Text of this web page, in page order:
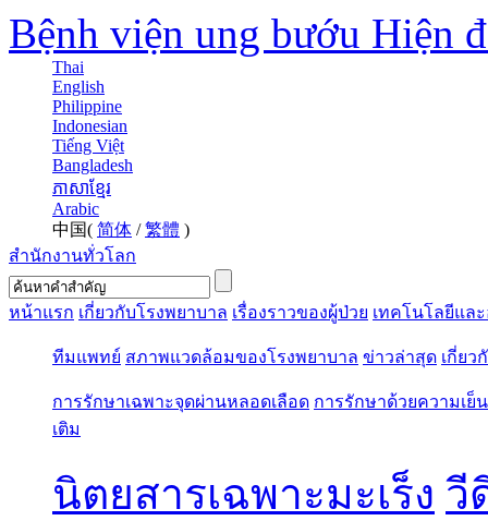
Bệnh viện ung bướu Hiện
Thai
English
Philippine
Indonesian
Tiếng Việt
Bangladesh
ភាសាខ្មែរ
Arabic
中国( 简体 /繁體 )
สำนักงานทั่วโลก
หน้าแรก เกี่ยวกับโรงพยาบาล เรื่องราวของผู้ป่วย เทคโนโลยีแล
ทีมแพทย์ สภาพแวดล้อมของโรงพยาบาล ข่าวล่าสุด เกี่ยว
การรักษาเฉพาะจุดผ่านหลอดเลือด การรักษาด้วยความเย็น
เติม
นิตยสารเฉพาะมะเร็ง วี